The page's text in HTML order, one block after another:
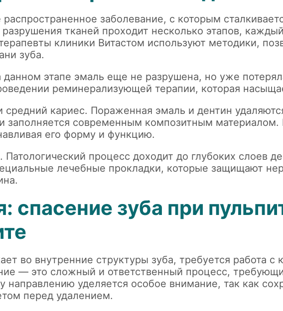
заболевание, с которым
тканей проходит несколько этапов,
клиники Витастом используют методики,
зуба.
данном этапе эмаль еще не разрушена, но уже
реминерализующей терапии, которая
средний кариес. Пораженная эмаль и дентин
заполняется современным композитным
его форму и функцию.
Патологический процесс доходит до глубоких слоев
лечебные прокладки, которые защищают
спасение зуба при
во внутренние структуры зуба, требуется работа
— это сложный и ответственный процесс,
направлению уделяется особое внимание, так как
перед удалением.